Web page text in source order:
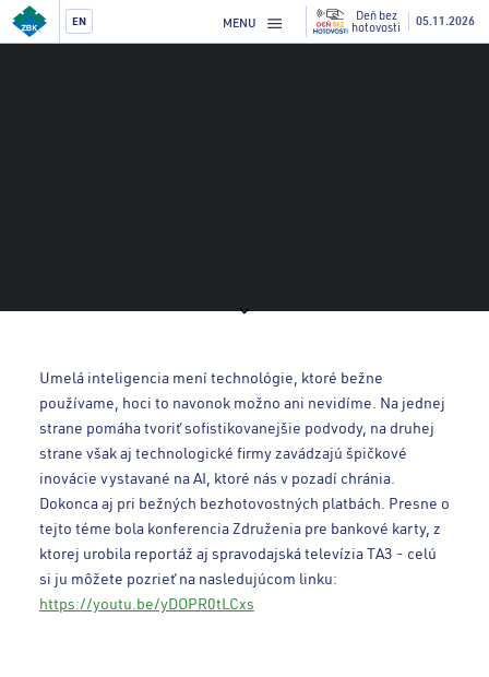
EN MENU
Deň bez
hotovosti 05.11.2026
Umelá inteligencia mení technológie, ktoré bežne
používame, hoci to navonok možno ani nevidíme. Na jednej
strane pomáha tvoriť sofistikovanejšie podvody, na druhej
strane však aj technologické firmy zavádzajú špičkové
inovácie vystavané na AI, ktoré nás v pozadí chránia.
Dokonca aj pri bežných bezhotovostných platbách. Presne o
tejto téme bola konferencia Združenia pre bankové karty, z
ktorej urobila reportáž aj spravodajská televízia TA3 - celú
si ju môžete pozrieť na nasledujúcom linku:
https://youtu.be/yDOPR0tLCxs